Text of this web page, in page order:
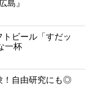
島』
トビール「すだッ
一杯
！自由研究にも◎